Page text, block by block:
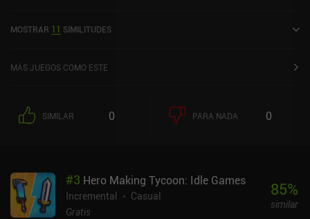
Google Play y de 4,8 sobre 5,0 en la App Store de iOS.
MOSTRAR 11 SIMILITUDES
MÁS JUEGOS COMO ESTE
SIMILAR 0 PARA NADA 0
#3 Hero Making Tycoon: Idle Games
Incremental
Casual
Gratis
85%
similar